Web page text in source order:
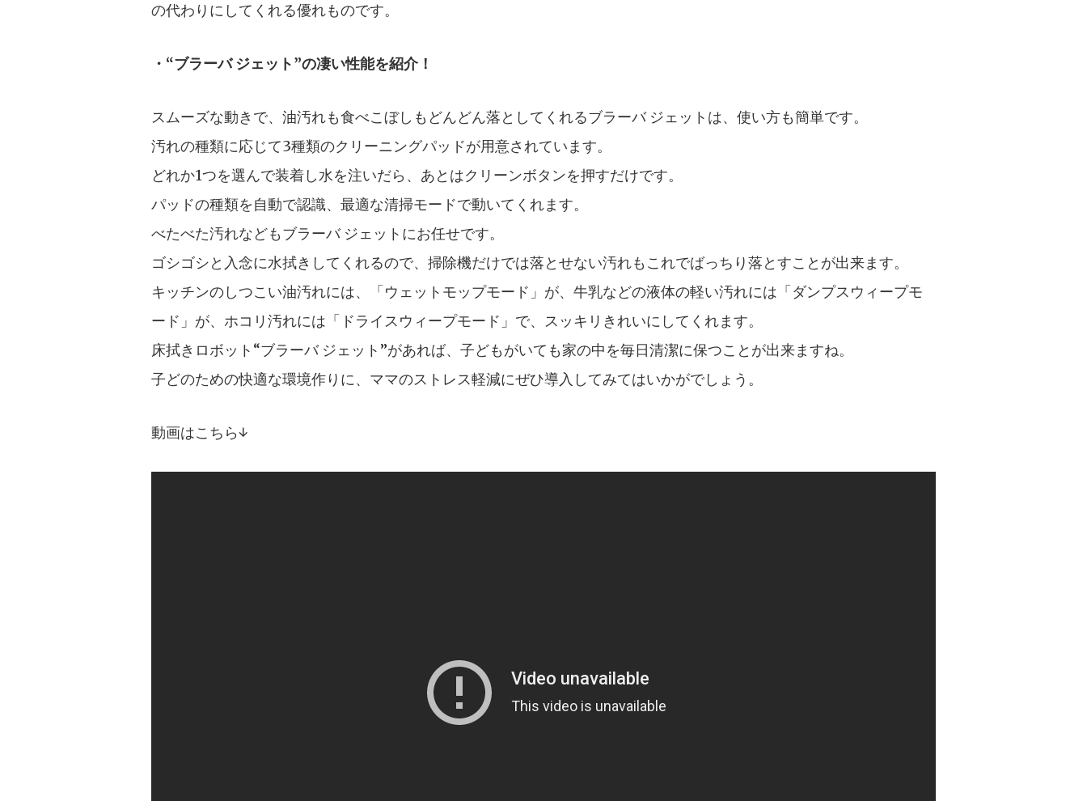
の代わりにしてくれる優れものです。
・“ブラーバ ジェット”の凄い性能を紹介！
スムーズな動きで、油汚れも食べこぼしもどんどん落としてくれるブラーバ ジェットは、使い方も簡単です。
汚れの種類に応じて3種類のクリーニングパッドが用意されています。
どれか1つを選んで装着し水を注いだら、あとはクリーンボタンを押すだけです。
パッドの種類を自動で認識、最適な清掃モードで動いてくれます。
べたべた汚れなどもブラーバ ジェットにお任せです。
ゴシゴシと入念に水拭きしてくれるので、掃除機だけでは落とせない汚れもこれでばっちり落とすことが出来ます。
キッチンのしつこい油汚れには、「ウェットモップモード」が、牛乳などの液体の軽い汚れには「ダンプスウィープモ
ード」が、ホコリ汚れには「ドライスウィープモード」で、スッキリきれいにしてくれます。
床拭きロボット“ブラーバ ジェット”があれば、子どもがいても家の中を毎日清潔に保つことが出来ますね。
子どのための快適な環境作りに、ママのストレス軽減にぜひ導入してみてはいかがでしょう。
動画はこちら↓